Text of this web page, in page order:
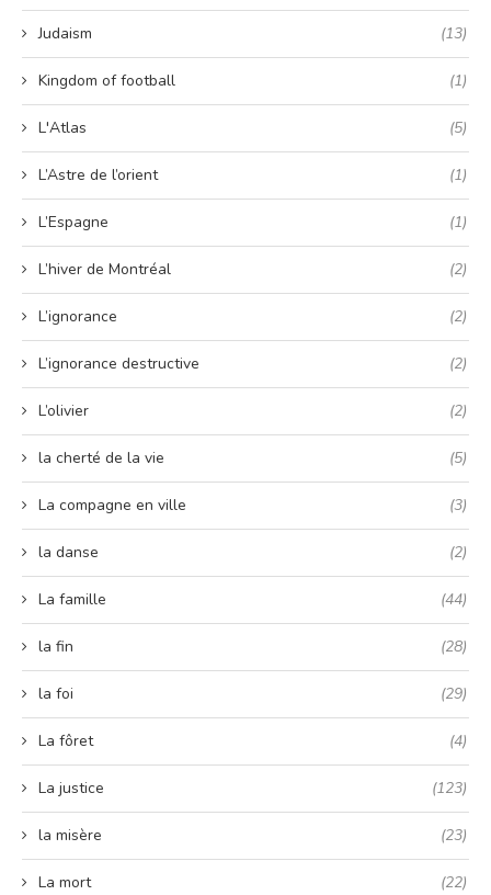
Judaism (13)
Kingdom of football (1)
L'Atlas (5)
L’Astre de l’orient (1)
L’Espagne (1)
L’hiver de Montréal (2)
L’ignorance (2)
L’ignorance destructive (2)
L’olivier (2)
la cherté de la vie (5)
La compagne en ville (3)
la danse (2)
La famille (44)
la fin (28)
la foi (29)
La fôret (4)
La justice (123)
la misère (23)
La mort (22)